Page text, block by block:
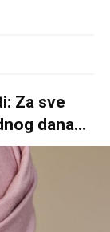
Za sve
dana…